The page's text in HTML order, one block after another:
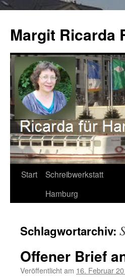
springen
Margit Ricarda
Start
Schreibwerkstatt
Hamburg
Schlagwortarchiv:
Offener Brief
Veröffentlicht am 16. Februar